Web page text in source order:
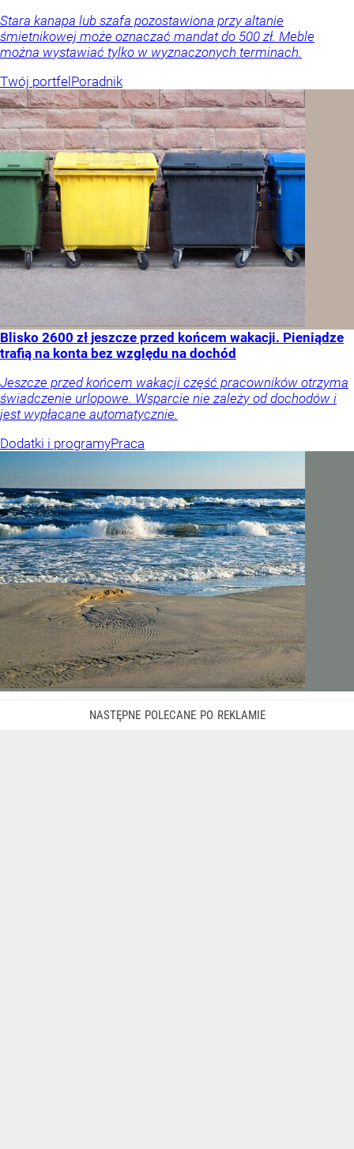
Stara kanapa lub szafa pozostawiona przy altanie
śmietnikowej może oznaczać mandat do 500 zł. Meble
można wystawiać tylko w wyznaczonych terminach.
Twój portfelPoradnik
Blisko 2600 zł jeszcze przed końcem wakacji. Pieniądze
trafią na konta bez względu na dochód
Jeszcze przed końcem wakacji część pracowników otrzyma
świadczenie urlopowe. Wsparcie nie zależy od dochodów i
jest wypłacane automatycznie.
Dodatki i programyPraca